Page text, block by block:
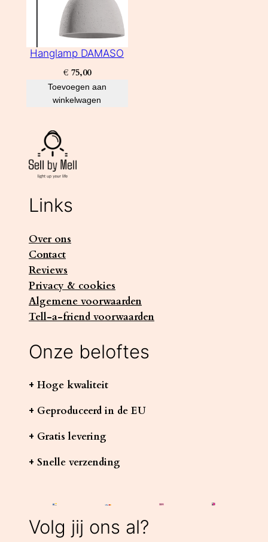
Hanglamp DAMASO
€ 75,00
Toevoegen aan
winkelwagen
Links
Over ons
Contact
Reviews
Privacy & cookies
Algemene voorwaarden
Tell-a-friend voorwaarden
Onze beloftes
+ Hoge kwaliteit
+ Geproduceerd in de EU
+ Gratis levering
+ Snelle verzending
Volg jij ons al?